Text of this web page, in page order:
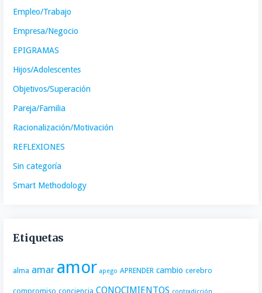
Empleo/Trabajo
Empresa/Negocio
EPIGRAMAS
Hijos/Adolescentes
Objetivos/Superación
Pareja/Familia
Racionalización/Motivación
REFLEXIONES
Sin categoría
Smart Methodology
Etiquetas
alma amar amor apego APRENDER cambio cerebro
compromiso conciencia CONOCIMIENTOS